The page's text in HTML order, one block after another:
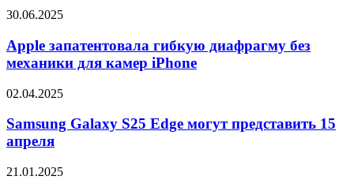
Lock
Cat-
Eye
Apple
гибкую
диафрагму
без
для
iPhone
30.06.2025
Apple запатентовала гибкую диафрагму без
механики для камер iPhone
Samsung
S25
могут
15
02.04.2025
Samsung Galaxy S25 Edge могут представить 15
апреля
Раскрыта
21.01.2025